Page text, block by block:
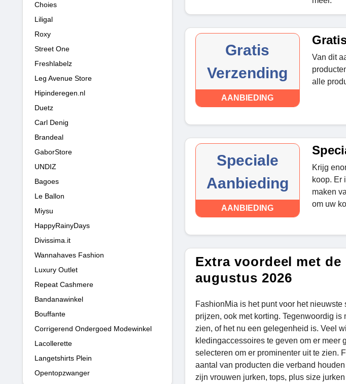
Choies
Liligal
Roxy
Street One
Freshlabelz
Leg Avenue Store
Hipinderegen.nl
Duetz
Carl Denig
Brandeal
GaborStore
UNDIZ
Bagoes
Le Ballon
Miysu
HappyRainyDays
Divissima.it
Wannahaves Fashion
Luxury Outlet
Repeat Cashmere
Bandanawinkel
Bouffante
Corrigerend Ondergoed Modewinkel
Lacollerette
Langetshirts Plein
Opentopzwanger
Gratis
Verzending
AANBIEDING
Van dit
alle
Speciale
Aanbieding
AANBIEDING
Krijg
koop. Er
maken
om uw
Extra voordeel met
augustus 2026
FashionMia is het punt voor het
prijzen, ook met korting. Tegenwoordig
zien, of het nu een gelegenheid is. Veel
kledingaccessoires te geven om er meer
selecteren om er prominenter uit te zien.
aantal van producten die verband
zijn vrouwen jurken, tops, plus size